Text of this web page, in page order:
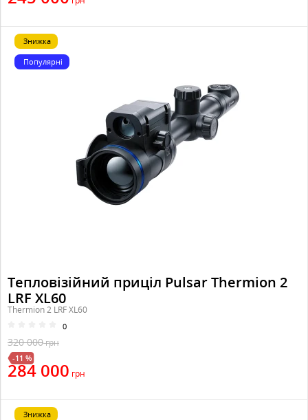
Знижка
Популярні
Тепловізійний приціл Pulsar Thermion 2
LRF XL60
Thermion 2 LRF XL60
0
320 000грн
-11 %
284 000 грн
Знижка